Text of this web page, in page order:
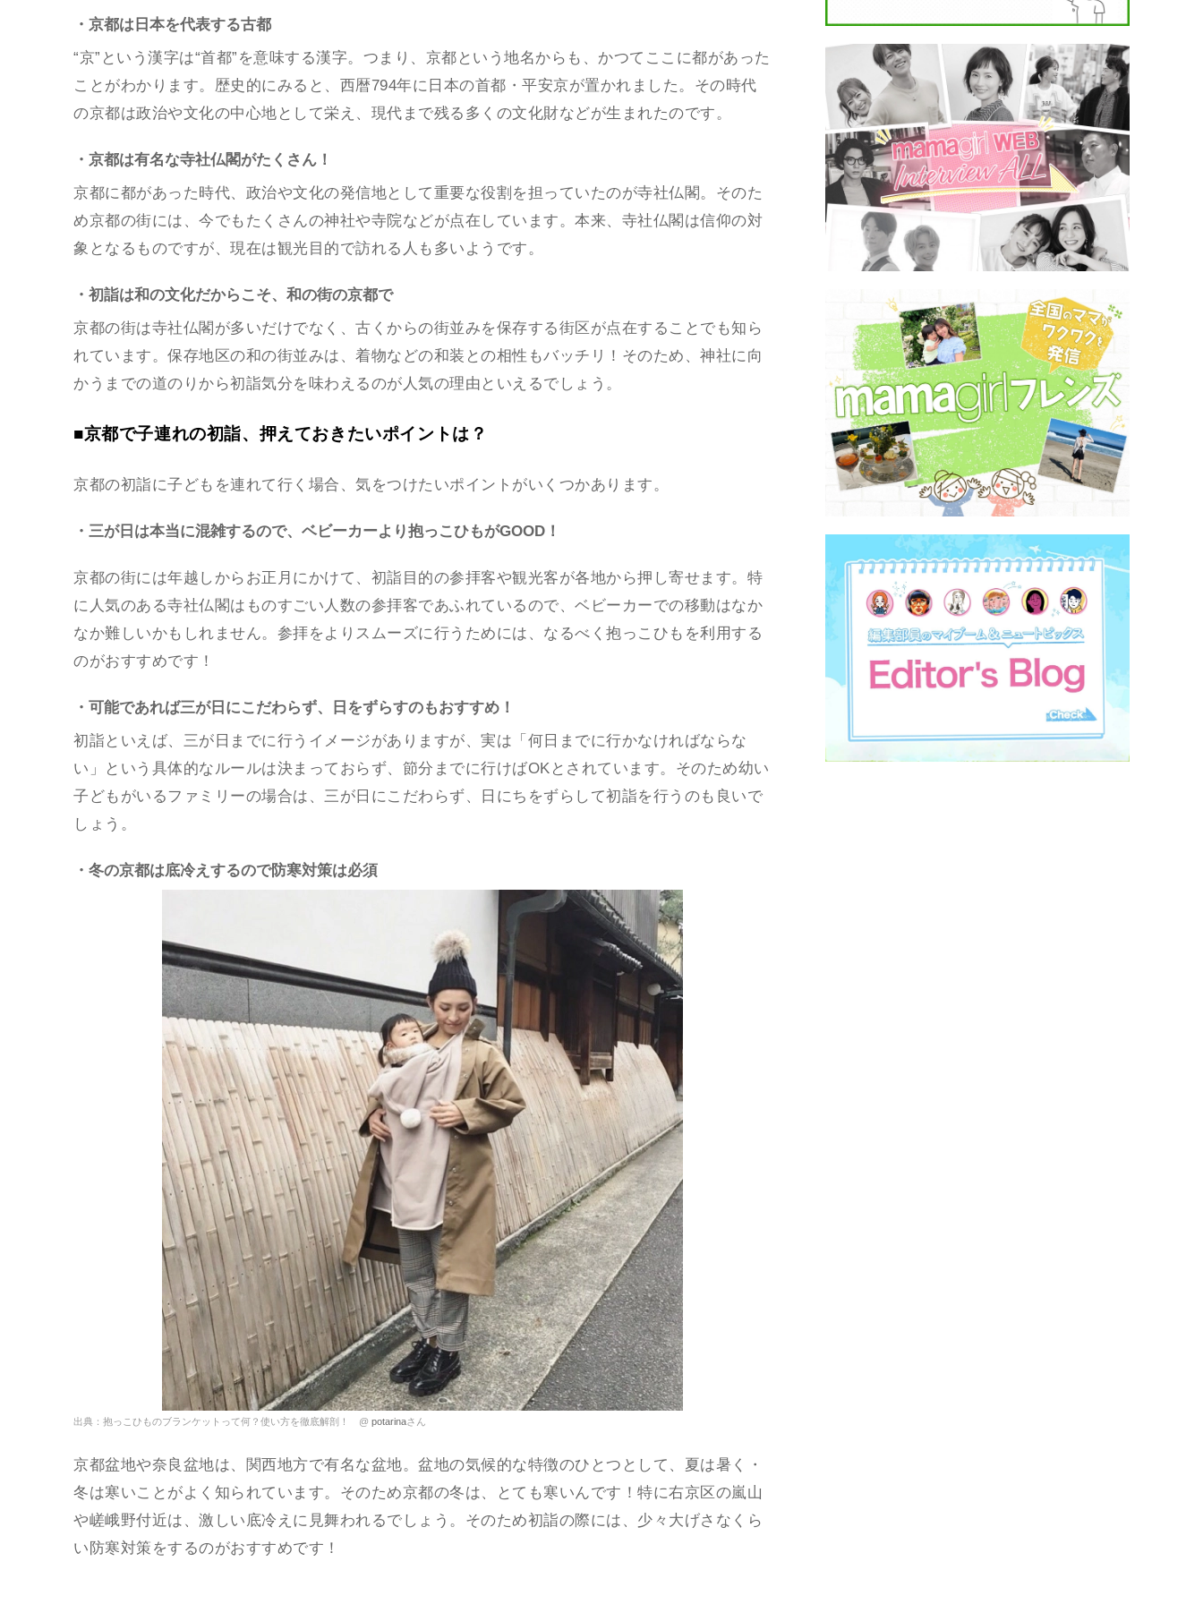
・京都は日本を代表する古都
“京”という漢字は“首都”を意味する漢字。つまり、京都という地名からも、かつてここに都があった
ことがわかります。歴史的にみると、西暦794年に日本の首都・平安京が置かれました。その時代
の京都は政治や文化の中心地として栄え、現代まで残る多くの文化財などが生まれたのです。
・京都は有名な寺社仏閣がたくさん！
京都に都があった時代、政治や文化の発信地として重要な役割を担っていたのが寺社仏閣。そのた
め京都の街には、今でもたくさんの神社や寺院などが点在しています。本来、寺社仏閣は信仰の対
象となるものですが、現在は観光目的で訪れる人も多いようです。
・初詣は和の文化だからこそ、和の街の京都で
京都の街は寺社仏閣が多いだけでなく、古くからの街並みを保存する街区が点在することでも知ら
れています。保存地区の和の街並みは、着物などの和装との相性もバッチリ！そのため、神社に向
かうまでの道のりから初詣気分を味わえるのが人気の理由といえるでしょう。
■京都で子連れの初詣、押えておきたいポイントは？
京都の初詣に子どもを連れて行く場合、気をつけたいポイントがいくつかあります。
・三が日は本当に混雑するので、ベビーカーより抱っこひもがGOOD！
京都の街には年越しからお正月にかけて、初詣目的の参拝客や観光客が各地から押し寄せます。特
に人気のある寺社仏閣はものすごい人数の参拝客であふれているので、ベビーカーでの移動はなか
なか難しいかもしれません。参拝をよりスムーズに行うためには、なるべく抱っこひもを利用する
のがおすすめです！
・可能であれば三が日にこだわらず、日をずらすのもおすすめ！
初詣といえば、三が日までに行うイメージがありますが、実は「何日までに行かなければならな
い」という具体的なルールは決まっておらず、節分までに行けばOKとされています。そのため幼い
子どもがいるファミリーの場合は、三が日にこだわらず、日にちをずらして初詣を行うのも良いで
しょう。
・冬の京都は底冷えするので防寒対策は必須
出典：抱っこひものブランケットって何？使い方を徹底解剖！ @ potarinaさん
京都盆地や奈良盆地は、関西地方で有名な盆地。盆地の気候的な特徴のひとつとして、夏は暑く・
冬は寒いことがよく知られています。そのため京都の冬は、とても寒いんです！特に右京区の嵐山
や嵯峨野付近は、激しい底冷えに見舞われるでしょう。そのため初詣の際には、少々大げさなくら
い防寒対策をするのがおすすめです！